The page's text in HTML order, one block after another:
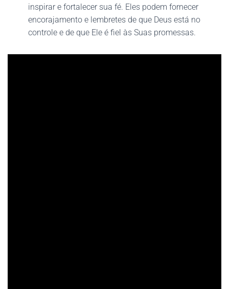
inspirar e fortalecer sua fé. Eles podem fornecer
encorajamento e lembretes de que Deus está no
controle e de que Ele é fiel às Suas promessas.